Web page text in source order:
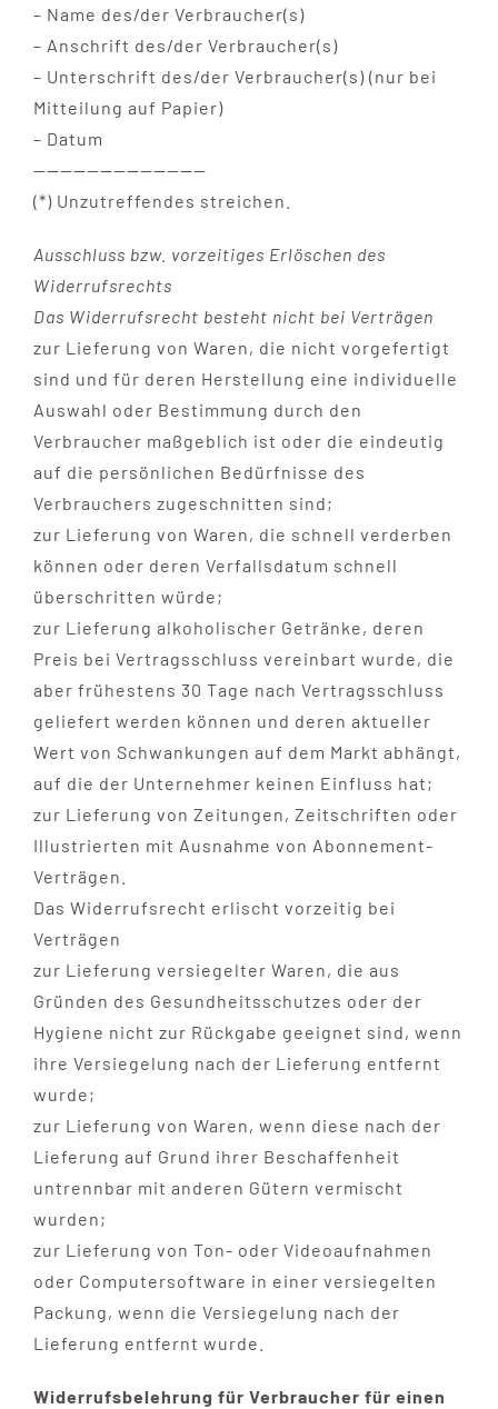
– Name des/der Verbraucher(s)
– Anschrift des/der Verbraucher(s)
– Unterschrift des/der Verbraucher(s) (nur bei
Mitteilung auf Papier)
– Datum
—————————————
(*) Unzutreffendes streichen.
Ausschluss bzw. vorzeitiges Erlöschen des
Widerrufsrechts
Das Widerrufsrecht besteht nicht bei Verträgen
zur Lieferung von Waren, die nicht vorgefertigt
sind und für deren Herstellung eine individuelle
Auswahl oder Bestimmung durch den
Verbraucher maßgeblich ist oder die eindeutig
auf die persönlichen Bedürfnisse des
Verbrauchers zugeschnitten sind;
zur Lieferung von Waren, die schnell verderben
können oder deren Verfallsdatum schnell
überschritten würde;
zur Lieferung alkoholischer Getränke, deren
Preis bei Vertragsschluss vereinbart wurde, die
aber frühestens 30 Tage nach Vertragsschluss
geliefert werden können und deren aktueller
Wert von Schwankungen auf dem Markt abhängt,
auf die der Unternehmer keinen Einfluss hat;
zur Lieferung von Zeitungen, Zeitschriften oder
Illustrierten mit Ausnahme von Abonnement-
Verträgen.
Das Widerrufsrecht erlischt vorzeitig bei
Verträgen
zur Lieferung versiegelter Waren, die aus
Gründen des Gesundheitsschutzes oder der
Hygiene nicht zur Rückgabe geeignet sind, wenn
ihre Versiegelung nach der Lieferung entfernt
wurde;
zur Lieferung von Waren, wenn diese nach der
Lieferung auf Grund ihrer Beschaffenheit
untrennbar mit anderen Gütern vermischt
wurden;
zur Lieferung von Ton- oder Videoaufnahmen
oder Computersoftware in einer versiegelten
Packung, wenn die Versiegelung nach der
Lieferung entfernt wurde.
Widerrufsbelehrung für Verbraucher für einen